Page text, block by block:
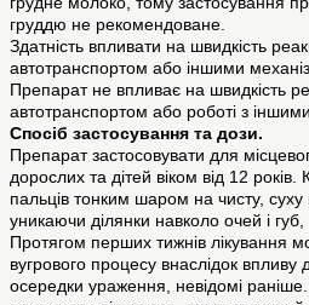
груддю не рекомендоване.
Здатність впливати на швидкість
автотранспортом або іншими
Препарат не впливає на швидкість
автотранспортом або роботі з
Спосіб застосування та дози.
Препарат застосовувати для
дорослих та дітей віком від 12
пальців тонким шаром на чисту, суху
уникаючи ділянки навколо очей і
Протягом перших тижнів лікування
вугрового процесу внаслідок впливу
осередки ураження, невідомі